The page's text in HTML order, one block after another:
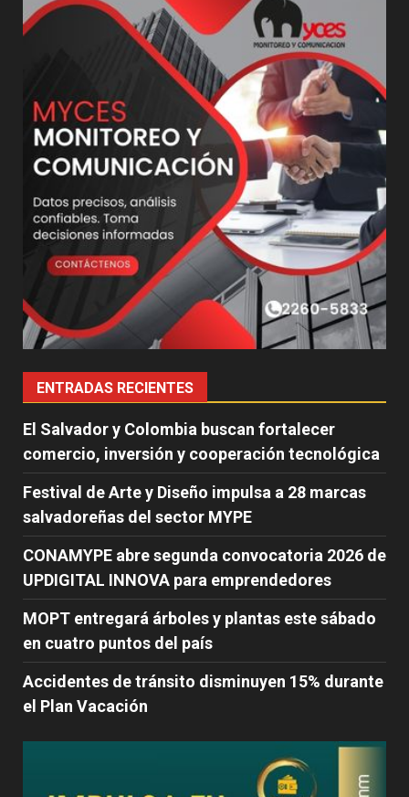
ENTRADAS RECIENTES
El Salvador y Colombia buscan fortalecer
comercio, inversión y cooperación tecnológica
Festival de Arte y Diseño impulsa a 28 marcas
salvadoreñas del sector MYPE
CONAMYPE abre segunda convocatoria 2026 de
UPDIGITAL INNOVA para emprendedores
MOPT entregará árboles y plantas este sábado
en cuatro puntos del país
Accidentes de tránsito disminuyen 15% durante
el Plan Vacación